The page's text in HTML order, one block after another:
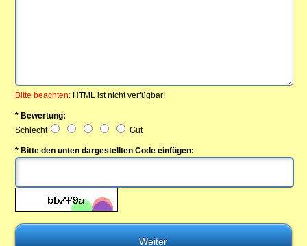
Bitte beachten: HTML ist nicht verfügbar!
* Bewertung:
Schlecht
Gut
* Bitte den unten dargestellten Code einfügen: